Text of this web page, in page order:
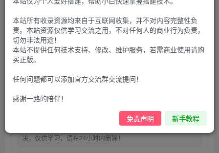
G币30 限时特惠
G币100
个人会员G币9.9 至尊会员 免费
购买前请先看完新手教程,未认真看完一切问题自行解决
点击查看
仅支持云服务器搭建，适用于小白快速搭建，只能确保安卓正
常进入游戏和后台使用，如有苹果请自测，游戏多少自带一些
bug，若后面因为bug或者其他原因导致游戏无法进入请自行解
决，仅供学习，请在24小时内删除！
本站所有收录资源均来自于互联网收集，并不对内容完整性负
责。本站资源仅供学习交流之用，不对任何人的商业行为负责，
切勿非法用途！
本站不提供任何技术支持、修改、维护服务，若需商业使用请购
买正版。
任何问题都可以添加官方交流群交流提问！
感谢一路的陪伴！
免责声明 新手教程